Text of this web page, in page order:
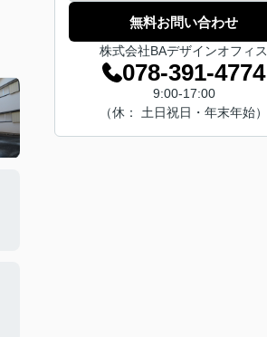
無料お問い合わせ
株式会社BAデザインオフィス
078-391-4774
9:00-17:00
（休： 土日祝日・年末年始）